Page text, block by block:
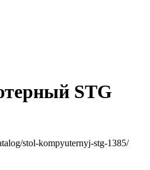
STG
stol-kompyuternyj-stg-1385/